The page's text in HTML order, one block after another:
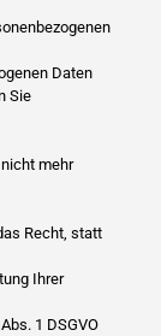
Daten
Sie
mehr
Recht, statt
Ihrer
1 DSGVO